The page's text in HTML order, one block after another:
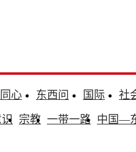
同心 东西问 国际
社
宗教 一带一路 中国—